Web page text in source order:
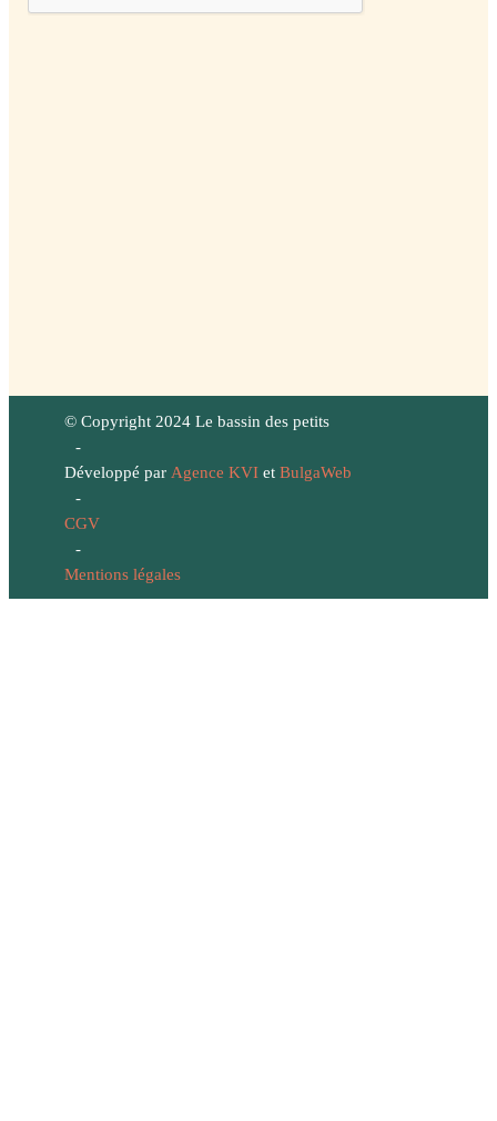
© Copyright 2024 Le bassin des petits
-
Développé par Agence KVIet BulgaWeb
-
CGV
-
Mentions légales